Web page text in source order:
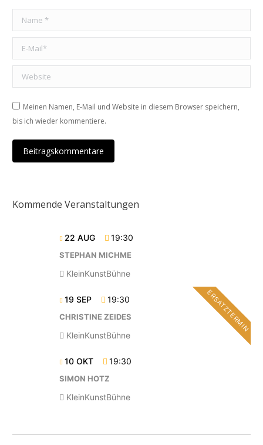
Name *
E-Mail *
Website
Meinen Namen, E-Mail und Website in diesem Browser speichern,
bis ich wieder kommentiere.
Beitragskommentare
Kommende Veranstaltungen
22 AUG 19:30
STEPHAN MICHME
KleinKunstBühne
19 SEP 19:30 ERSATZTERMIN
CHRISTINE ZEIDES
KleinKunstBühne
10 OKT 19:30
SIMON HOTZ
KleinKunstBühne